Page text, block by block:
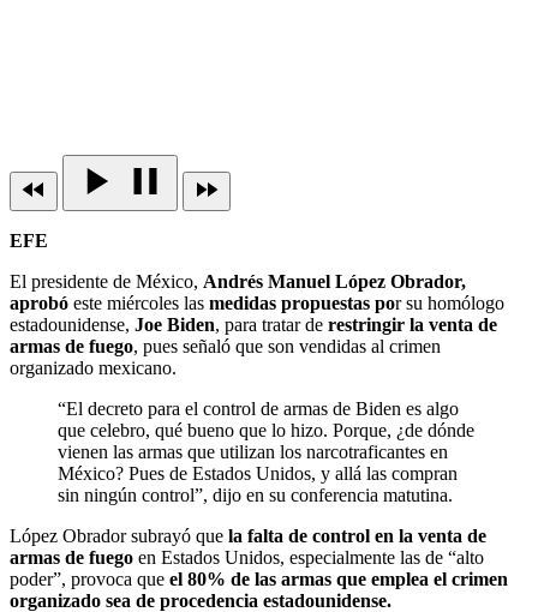
EFE
El presidente de México, Andrés Manuel López Obrador,
aprobó este miércoles las medidas propuestas por su homólogo
estadounidense, Joe Biden, para tratar de restringir la venta de
armas de fuego, pues señaló que son vendidas al crimen
organizado mexicano.
“El decreto para el control de armas de Biden es algo
que celebro, qué bueno que lo hizo. Porque, ¿de dónde
vienen las armas que utilizan los narcotraficantes en
México? Pues de Estados Unidos, y allá las compran
sin ningún control”, dijo en su conferencia matutina.
López Obrador subrayó que la falta de control en la venta de
armas de fuego en Estados Unidos, especialmente las de “alto
poder”, provoca que el 80% de las armas que emplea el crimen
organizado sea de procedencia estadounidense.